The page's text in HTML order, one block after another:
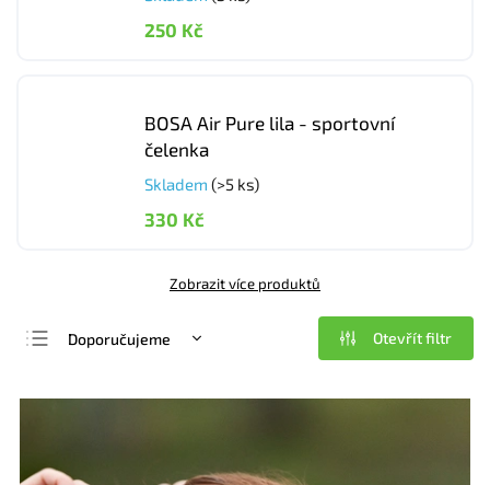
250 Kč
BOSA Air Pure lila - sportovní
čelenka
Skladem (>5 ks)
330 Kč
Zobrazit více produktů
Doporučujeme
Abecedně
Otevřít filtr